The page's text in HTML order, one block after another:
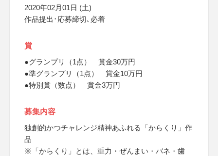
2020年02月01日 (土)
作品提出･応募締切､必着
賞
●グランプリ（1点） 賞金30万円
●準グランプリ（1点） 賞金10万円
●特別賞（数点） 賞金3万円
募集内容
独創的かつチャレンジ精神あふれる「からくり」作
品
※「からくり」とは、重力・ぜんまい・バネ・歯